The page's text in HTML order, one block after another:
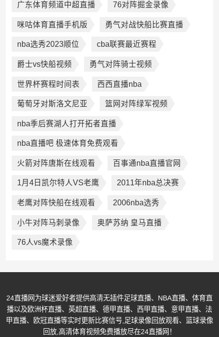
广东体育频道中超直播 76对阵掘金录像
咪咕体育直播手机版 勇气对战快船比赛直播
nba选秀2023顺位 cba联赛最近赛程
爵士vs快船视频 勇气对阵骑士视频
世界杯赛程时间表 西西直播nba
葡萄牙对斯洛文尼亚 篮网对阵绿军视频
nba季后赛湖人打开拓者直播
nba直播吧 极速体育免费观看
火箭对阵唐斯在线观看 百事通nba直播官网
1月4日凯尔特人VS老鹰 2011年nba总决赛
老鹰对阵快船在线观看 2006nba选秀
小牛对阵马刺录像 奥萨苏纳 皇马直播
76人vs魔术录像
24直播网为球迷爱好者提供高清无插件足球直播、NBA直播、体育直
播以及欧洲杯直播、英超直播、德甲直播、西甲直播、意甲直播、法
甲直播、欧冠直播等实时更新比赛信号,足球录像回放观看、篮球录像
回放,高清体育视频免费播放尽在24直播网！